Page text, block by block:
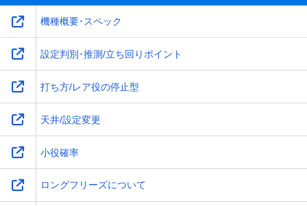
機種概要･スペック
設定判別･推測/立ち回りポイント
打ち方/レア役の停止型
天井/設定変更
小役確率
ロングフリーズについて